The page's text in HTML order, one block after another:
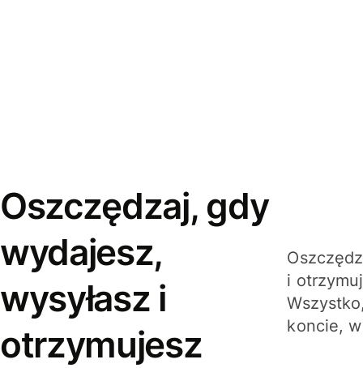
Oszczędzaj, gdy
wydajesz,
wysyłasz i
otrzymujesz
i
koncie,